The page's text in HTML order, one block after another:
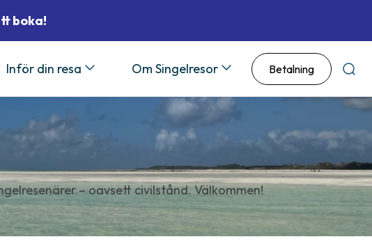
boka!
Inför din resa Om Singelresor Betalning Sök
– oavsett civilstånd. Välkommen!